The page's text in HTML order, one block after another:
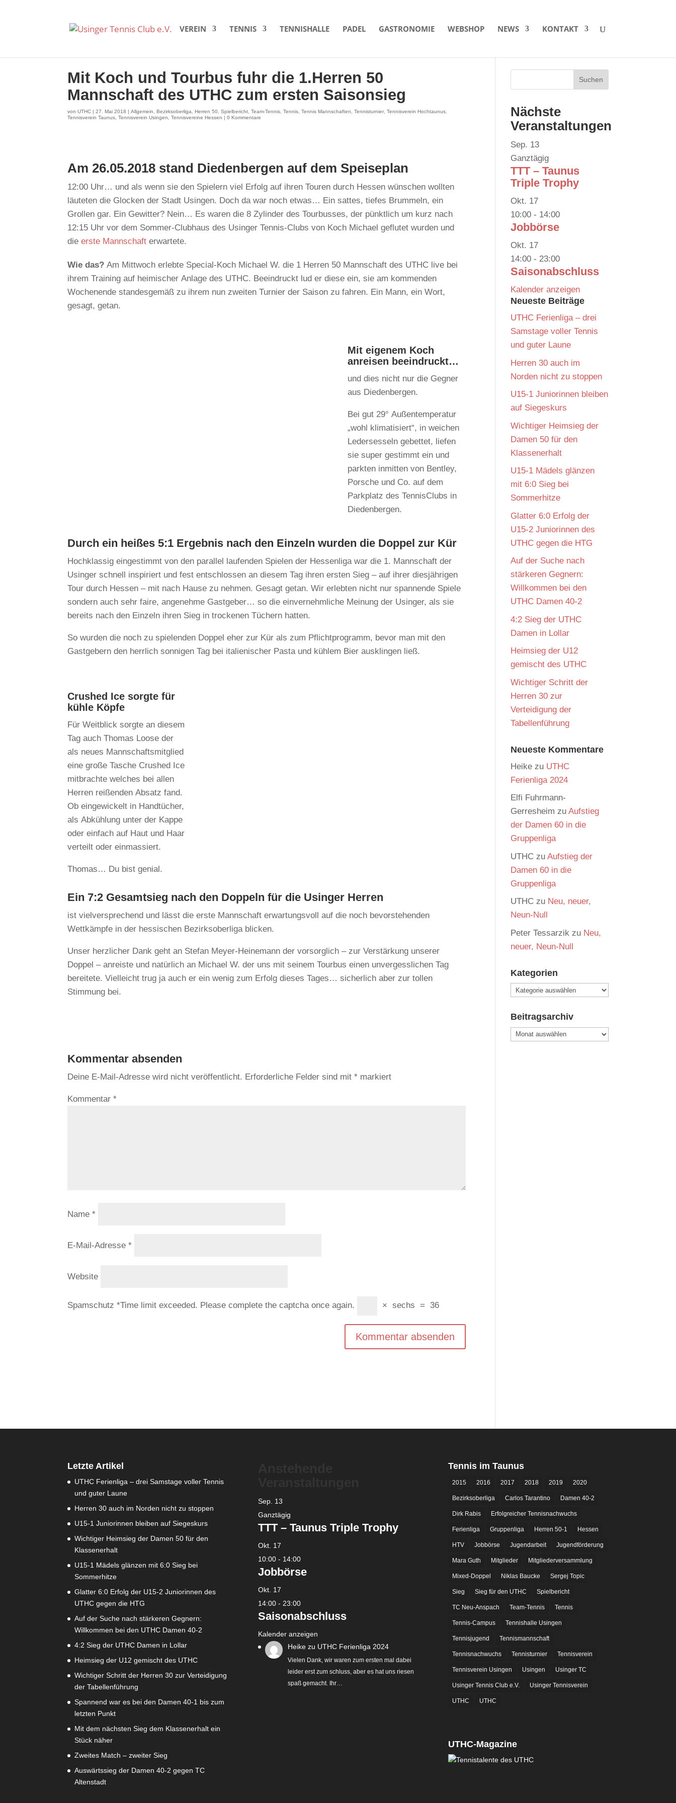
VEREIN TENNIS TENNISHALLE PADEL GASTRONOMIE WEBSHOP NEWS KONTAKT
Mit Koch und Tourbus fuhr die 1.Herren 50
Mannschaft des UTHC zum ersten Saisonsieg
vonUTHC |27. Mai 2018 |Allgemein ,Bezirksoberliga ,Herren 50 ,Spielbericht ,Team-Tennis ,Tennis ,Tennis Mannschaften ,Tennisturnier ,Tennisverein Hochtaunus
Tennisverein Taunus ,Tennisverein Usingen ,Tennisvereine Hessen |0 Kommentare
Am 26.05.2018 stand Diedenbergen auf dem Speiseplan
12:00 Uhr… und als wenn sie den Spielern viel Erfolg auf ihren Touren durch Hessen wünschen wollten
läuteten die Glocken der Stadt Usingen. Doch da war noch etwas… Ein sattes, tiefes Brummeln, ein
Grollen gar. Ein Gewitter? Nein… Es waren die 8 Zylinder des Tourbusses, der pünktlich um kurz nach
12:15 Uhr vor dem Sommer-Clubhaus des Usinger Tennis-Clubs von Koch Michael geflutet wurden und
dieerste Mannschaft erwartete.
Wie das? Am Mittwoch erlebte Special-Koch Michael W. die 1 Herren 50 Mannschaft des UTHC live bei
ihrem Training auf heimischer Anlage des UTHC. Beeindruckt lud er diese ein, sie am kommenden
Wochenende standesgemäß zu ihrem nun zweiten Turnier der Saison zu fahren. Ein Mann, ein Wort,
gesagt, getan.
Mit eigenem Koch
anreisen beeindruckt…
und dies nicht nur die Gegner
aus Diedenbergen.
Bei gut 29° Außentemperatur
„wohl klimatisiert“, in weichen
Ledersesseln gebettet, liefen
sie super gestimmt ein und
parkten inmitten von Bentley,
Porsche und Co. auf dem
Parkplatz des TennisClubs in
Diedenbergen.
Durch ein heißes 5:1 Ergebnis nach den Einzeln wurden die Doppel zur Kür
Hochklassig eingestimmt von den parallel laufenden Spielen der Hessenliga war die 1. Mannschaft der
Usinger schnell inspiriert und fest entschlossen an diesem Tag ihren ersten Sieg – auf ihrer diesjährigen
Tour durch Hessen – mit nach Hause zu nehmen. Gesagt getan. Wir erlebten nicht nur spannende Spiele
sondern auch sehr faire, angenehme Gastgeber… so die einvernehmliche Meinung der Usinger, als sie
bereits nach den Einzeln ihren Sieg in trockenen Tüchern hatten.
So wurden die noch zu spielenden Doppel eher zur Kür als zum Pflichtprogramm, bevor man mit den
Gastgebern den herrlich sonnigen Tag bei italienischer Pasta und kühlem Bier ausklingen ließ.
Crushed Ice sorgte für
kühle Köpfe
Für Weitblick sorgte an diesem
Tag auch Thomas Loose der
als neues Mannschaftsmitglied
eine große Tasche Crushed Ice
mitbrachte welches bei allen
Herren reißenden Absatz fand.
Ob eingewickelt in Handtücher,
als Abkühlung unter der Kappe
oder einfach auf Haut und Haar
verteilt oder einmassiert.
Thomas… Du bist genial.
Ein 7:2 Gesamtsieg nach den Doppeln für die Usinger Herren
ist vielversprechend und lässt die erste Mannschaft erwartungsvoll auf die noch bevorstehenden
Wettkämpfe in der hessischen Bezirksoberliga blicken.
Unser herzlicher Dank geht an Stefan Meyer-Heinemann der vorsorglich – zur Verstärkung unserer
Doppel – anreiste und natürlich an Michael W. der uns mit seinem Tourbus einen unvergesslichen Tag
bereitete. Vielleicht trug ja auch er ein wenig zum Erfolg dieses Tages… sicherlich aber zur tollen
Stimmung bei.
Kommentar absenden
Deine E-Mail-Adresse wird nicht veröffentlicht. Erforderliche Felder sind mit* markiert
Kommentar*
Name*
E-Mail-Adresse*
Website
Spamschutz *Time limit exceeded. Please complete the captcha once again. × sechs = 36
Nächste
Veranstaltungen
Sep. 13
Ganztägig
TTT – Taunus
Triple Trophy
Okt. 17
10:00 - 14:00
Jobbörse
Okt. 17
14:00 - 23:00
Saisonabschluss
Kalender anzeigen
Neueste Beiträge
UTHC Ferienliga – drei
Samstage voller Tennis
und guter Laune
Herren 30 auch im
Norden nicht zu stoppen
U15-1 Juniorinnen bleiben
auf Siegeskurs
Wichtiger Heimsieg der
Damen 50 für den
Klassenerhalt
U15-1 Mädels glänzen
mit 6:0 Sieg bei
Sommerhitze
Glatter 6:0 Erfolg der
U15-2 Juniorinnen des
UTHC gegen die HTG
Auf der Suche nach
stärkeren Gegnern:
Willkommen bei den
UTHC Damen 40-2
4:2 Sieg der UTHC
Damen in Lollar
Heimsieg der U12
gemischt des UTHC
Wichtiger Schritt der
Herren 30 zur
Verteidigung der
Tabellenführung
Neueste Kommentare
Heike zu UTHC
Ferienliga 2024
Elfi Fuhrmann-
Gerresheim zuAufstieg
der Damen 60 in die
Gruppenliga
UTHC zuAufstieg der
Damen 60 in die
Gruppenliga
UTHC zu Neu, neuer,
Neun-Null
Peter Tessarzik zu Neu,
neuer, Neun-Null
Kategorien
Kategorien
Beitragsarchiv
Beitragsarchiv
Letzte Artikel
UTHC Ferienliga – drei Samstage voller Tennis
und guter Laune
Herren 30 auch im Norden nicht zu stoppen
U15-1 Juniorinnen bleiben auf Siegeskurs
Wichtiger Heimsieg der Damen 50 für den
Klassenerhalt
U15-1 Mädels glänzen mit 6:0 Sieg bei
Sommerhitze
Glatter 6:0 Erfolg der U15-2 Juniorinnen des
UTHC gegen die HTG
Auf der Suche nach stärkeren Gegnern:
Willkommen bei den UTHC Damen 40-2
4:2 Sieg der UTHC Damen in Lollar
Heimsieg der U12 gemischt des UTHC
Wichtiger Schritt der Herren 30 zur Verteidigung
der Tabellenführung
Spannend war es bei den Damen 40-1 bis zum
letzten Punkt
Mit dem nächsten Sieg dem Klassenerhalt ein
Stück näher
Zweites Match – zweiter Sieg
Auswärtssieg der Damen 40-2 gegen TC
Altenstadt
Sep. 13
Ganztägig
TTT – Taunus Triple Trophy
Okt. 17
10:00- 14:00
Jobbörse
Okt. 17
14:00- 23:00
Saisonabschluss
Kalender anzeigen
Heike zu UTHC Ferienliga 2024
Vielen Dank, wir waren zum ersten mal dabei
leider erst zum schluss, aber es hat uns riesen
spaß gemacht. Ihr…
Tennis im Taunus
2015 2016 2017 2018 2019 2020
Bezirksoberliga Carlos Tarantino Damen 40-2
Dirk Rabis Erfolgreicher Tennisnachwuchs
Ferienliga Gruppenliga Herren 50-1 Hessen
HTV Jobbörse Jugendarbeit Jugendförderung
Mara Guth Mitglieder Mitgliederversammlung
Mixed-Doppel Niklas Baucke Sergej Topic
Sieg Sieg für den UTHC Spielbericht
TC Neu-Anspach Team-Tennis Tennis
Tennis-Campus Tennishalle Usingen
Tennisjugend Tennismannschaft
Tennisnachwuchs Tennisturnier Tennisverein
Tennisverein Usingen Usingen Usinger TC
Usinger Tennis Club e.V. Usinger Tennisverein
UTHC UTHC
UTHC-Magazine